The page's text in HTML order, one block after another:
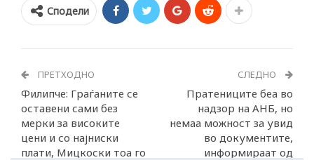
Сподели
ПРЕТХОДНО
Филипче: Граѓаните се
оставени сами без
мерки за високите
цени и со најниски
плати, Мицкоски тоа го
СЛЕДНО
Пратениците беа во
надзор на АНБ, но
немаа можност за увид
во документите,
информираат од